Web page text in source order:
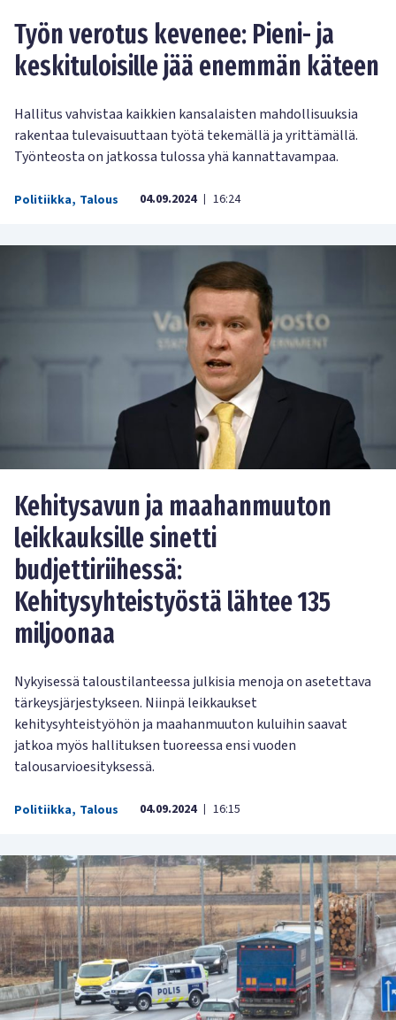
Työn verotus kevenee: Pieni- ja
keskituloisille jää enemmän käteen
Hallitus vahvistaa kaikkien kansalaisten mahdollisuuksia
rakentaa tulevaisuuttaan työtä tekemällä ja yrittämällä.
Työnteosta on jatkossa tulossa yhä kannattavampaa.
Politiikka, Talous 04.09.2024 | 16:24
Kehitysavun ja maahanmuuton
leikkauksille sinetti
budjettiriihessä:
Kehitysyhteistyöstä lähtee 135
miljoonaa
Nykyisessä taloustilanteessa julkisia menoja on asetettava
tärkeysjärjestykseen. Niinpä leikkaukset
kehitysyhteistyöhön ja maahanmuuton kuluihin saavat
jatkoa myös hallituksen tuoreessa ensi vuoden
talousarvioesityksessä.
Politiikka, Talous 04.09.2024 | 16:15